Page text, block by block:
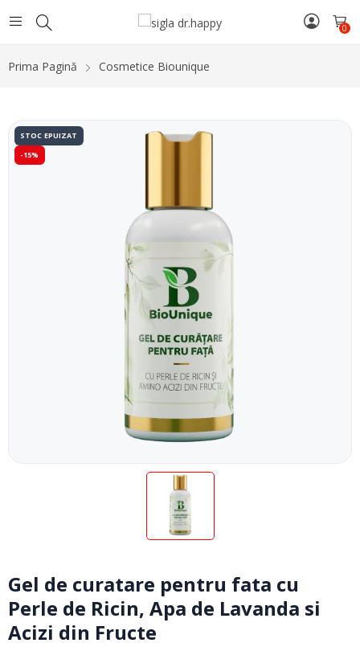
0
Prima Pagină Cosmetice Biounique
STOC EPUIZAT
-15%
Gel de curatare pentru fata cu
Perle de Ricin, Apa de Lavanda si
Acizi din Fructe